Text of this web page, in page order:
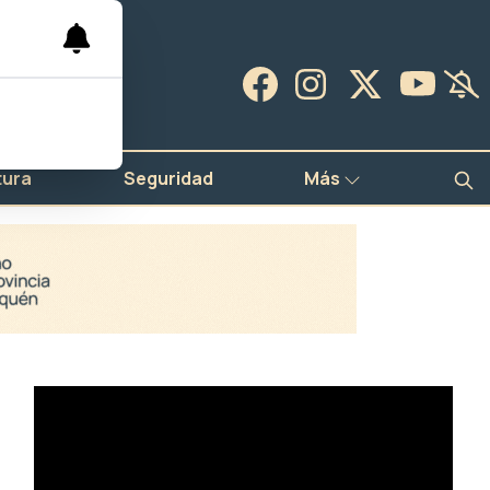
Seguridad Más